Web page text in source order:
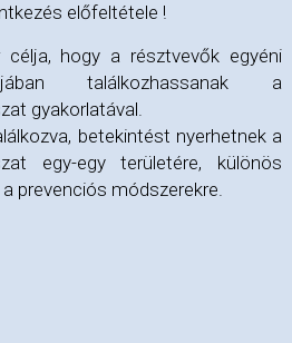
előfeltétele !
hogy a résztvevők egyéni
találkozhassanak a
gyakorlatával.
betekintést nyerhetnek a
egy-egy területére, különös
prevenciós módszerekre.